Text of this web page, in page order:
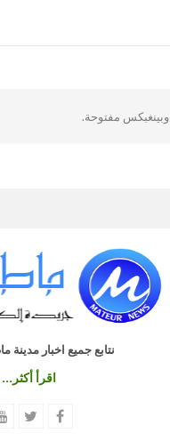
وبينغبكس مفتوحة.
نتابع جميع اخبار مدينة
اقرأ أكثر...